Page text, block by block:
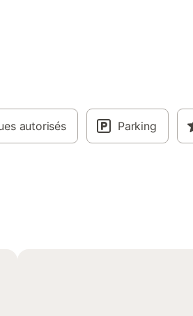
autorisés Parking